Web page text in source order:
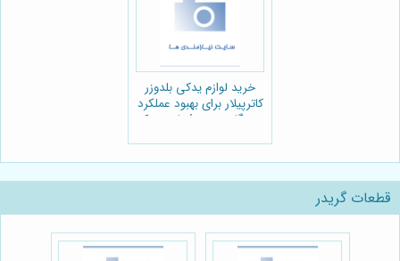
خرید لوازم یدکی بلدوزر
کاترپیلار برای بهبود عملکرد
دستگاه:مجموعۀ پارت یدک
قطعات گریدر